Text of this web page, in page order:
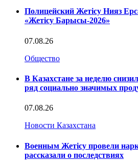
Полицейский Жетісу Нияз
«Жетісу Барысы-2026»
07.08.26
Общество
В Казахстане за неделю
ряд социально значимых
07.08.26
Новости Казахстана
Военным Жетісу провели
рассказали о последствиях